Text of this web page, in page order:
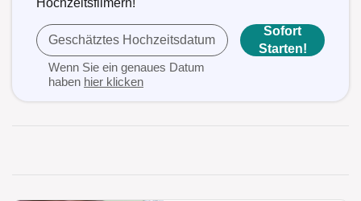
Geschätztes Hochzeitsdatum
Wenn Sie ein genaues Datum
haben hier klicken
Sofort
Starten!